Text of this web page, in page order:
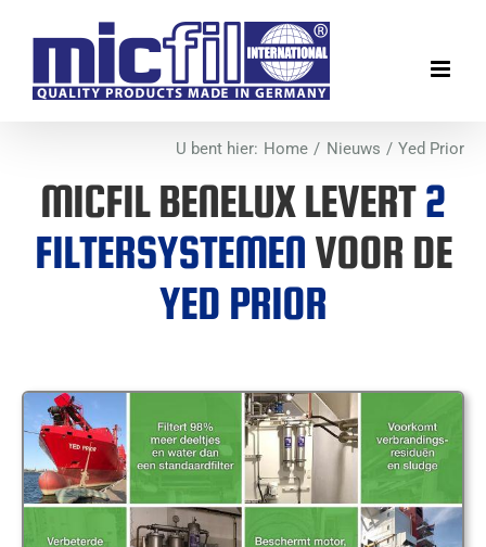
inhoud
U bent hier: Home Nieuws Yed Prior
MICFIL BENELUX LEVERT2
FILTERSYSTEMEN VOOR DE
YED PRIOR